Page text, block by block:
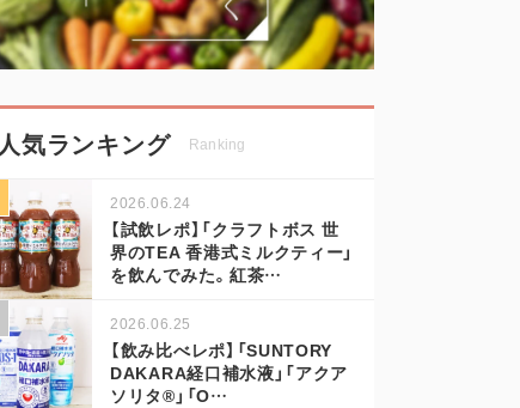
人気ランキング Ranking
2026.06.24
【試飲レポ】「クラフトボス 世
界のTEA 香港式ミルクティー」
を飲んでみた。紅茶…
2026.06.25
【飲み比べレポ】「SUNTORY
DAKARA経口補水液」「アクア
ソリタ®」「O…